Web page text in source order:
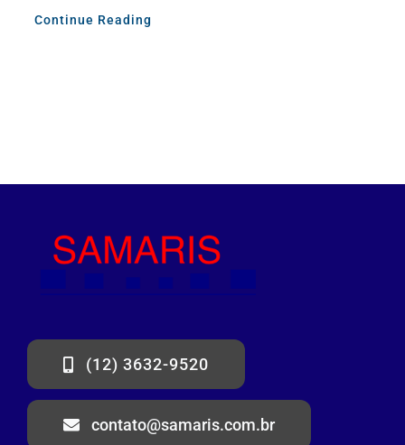
Continue Reading
(12) 3632-9520
contato@samaris.com.br